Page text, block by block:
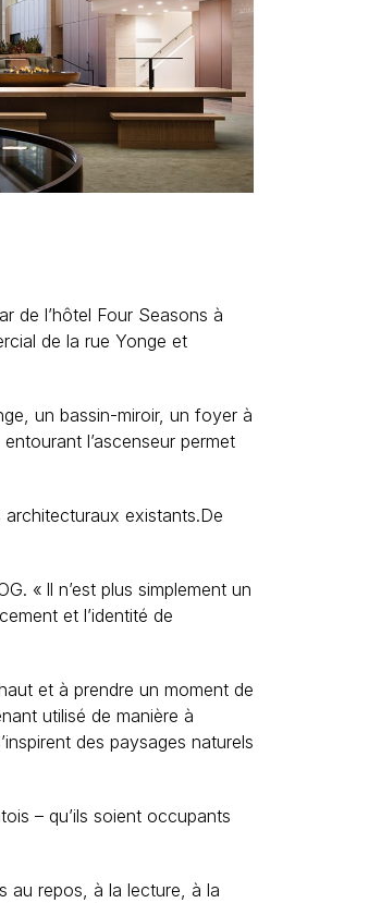
de l’hôtel Four Seasons à
de la rue Yonge et
un bassin-miroir, un foyer à
l’ascenseur permet
existants.De
. « Il n’est plus simplement un
et l’identité de
et à prendre un moment de
utilisé de manière à
des paysages naturels
– qu’ils soient occupants
au repos, à la lecture, à la